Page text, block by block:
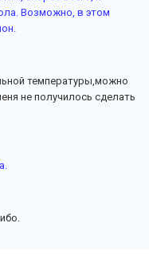
Возможно, в этом
температуры,можно
не получилось сделать